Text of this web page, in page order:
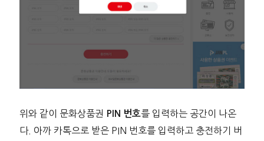
위와 같이 문화상품권 PIN 번호를 입력하는 공간이 나온
다. 아까 카톡으로 받은 PIN 번호를 입력하고 충전하기 버